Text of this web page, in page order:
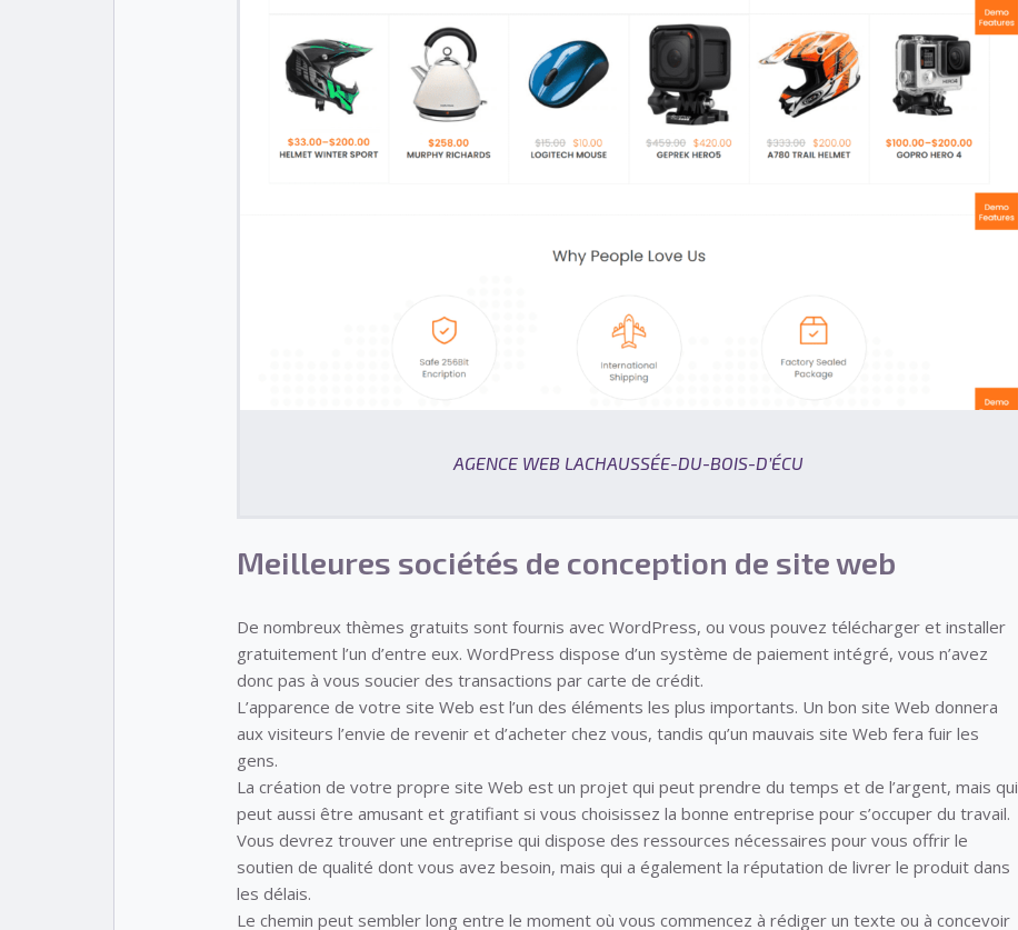
AGENCE WEB LACHAUSSÉE-DU-BOIS-D’ÉCU
Meilleures sociétés de conception de site web
De nombreux thèmes gratuits sont fournis avec WordPress, ou vous pouvez télécharger et installer
gratuitement l’un d’entre eux. WordPress dispose d’un système de paiement intégré, vous n’avez
donc pas à vous soucier des transactions par carte de crédit.
L’apparence de votre site Web est l’un des éléments les plus importants. Un bon site Web donnera
aux visiteurs l’envie de revenir et d’acheter chez vous, tandis qu’un mauvais site Web fera fuir les
gens.
La création de votre propre site Web est un projet qui peut prendre du temps et de l’argent, mais qui
peut aussi être amusant et gratifiant si vous choisissez la bonne entreprise pour s’occuper du travail.
Vous devrez trouver une entreprise qui dispose des ressources nécessaires pour vous offrir le
soutien de qualité dont vous avez besoin, mais qui a également la réputation de livrer le produit dans
les délais.
Le chemin peut sembler long entre le moment où vous commencez à rédiger un texte ou à concevoir